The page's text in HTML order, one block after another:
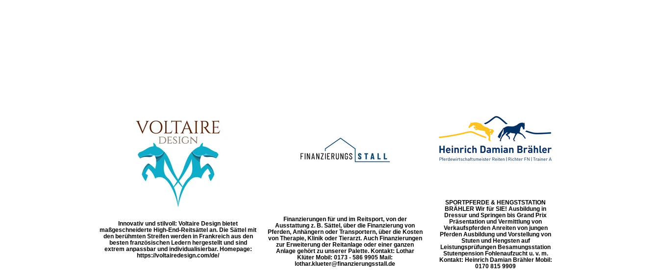
Innovativ und stilvoll: Voltaire Design bietet
maßgeschneiderte High-End-Reitsättel an. Die Sättel mit
den berühmten Streifen werden in Frankreich aus den
besten französischen Ledern hergestellt und sind
extrem anpassbar und individualisierbar. Homepage:
https://voltairedesign.com/de/
Finanzierungen für und im Reitsport, von der
Ausstattung z. B. Sättel, über die Finanzierung von
Pferden, Anhängern oder Transportern, über die Kosten
von Therapie, Klinik oder Tierarzt. Auch Finanzierungen
zur Erweiterung der Reitanlage oder einer ganzen
Anlage gehört zu unserer Palette. Kontakt: Lothar
Klüter Mobil: 0173 - 586 9905 Mail:
lothar.klueter@finanzierungsstall.de
SPORTPFERDE & HENGSTSTATION
BRÄHLER Wir für SIE! Ausbildung in
Dressur und Springen bis Grand Prix
Präsentation und Vermittlung von
Verkaufspferden Anreiten von jungen
Pferden Ausbildung und Vorstellung von
Stuten und Hengsten auf
Leistungsprüfungen Besamungsstation
Stutenpension Fohlenaufzucht u. v. m.
Kontakt: Heinrich Damian Brähler Mobil:
0170 815 9909